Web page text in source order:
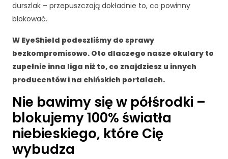
durszlak – przepuszczają dokładnie to, co powinny
blokować.
W EyeShield podeszliśmy do sprawy
bezkompromisowo. Oto dlaczego nasze okulary to
zupełnie inna liga niż to, co znajdziesz u innych
producentów i na chińskich portalach.
Nie bawimy się w półśrodki –
blokujemy 100% światła
niebieskiego, które Cię
wybudza